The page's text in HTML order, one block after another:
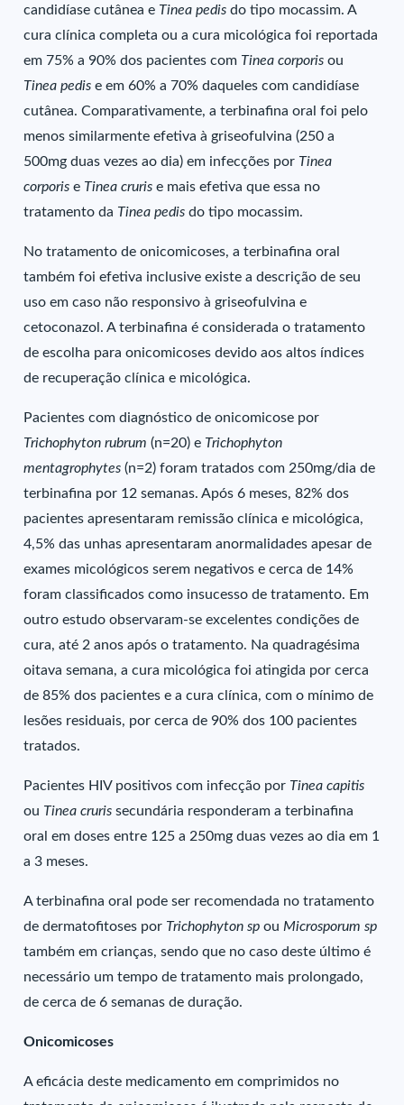
candidíase cutânea e Tinea pedis do tipo mocassim. A
cura clínica completa ou a cura micológica foi reportada
em 75% a 90% dos pacientes com Tinea corporis ou
Tinea pedis e em 60% a 70% daqueles com candidíase
cutânea. Comparativamente, a terbinafina oral foi pelo
menos similarmente efetiva à griseofulvina (250 a
500mg duas vezes ao dia) em infecções por Tinea
corporis e Tinea cruris e mais efetiva que essa no
tratamento da Tinea pedis do tipo mocassim.
No tratamento de onicomicoses, a terbinafina oral
também foi efetiva inclusive existe a descrição de seu
uso em caso não responsivo à griseofulvina e
cetoconazol. A terbinafina é considerada o tratamento
de escolha para onicomicoses devido aos altos índices
de recuperação clínica e micológica.
Pacientes com diagnóstico de onicomicose por
Trichophyton rubrum (n=20) e Trichophyton
mentagrophytes(n=2) foram tratados com 250mg/dia de
terbinafina por 12 semanas. Após 6 meses, 82% dos
pacientes apresentaram remissão clínica e micológica,
4,5% das unhas apresentaram anormalidades apesar de
exames micológicos serem negativos e cerca de 14%
foram classificados como insucesso de tratamento. Em
outro estudo observaram-se excelentes condições de
cura, até 2 anos após o tratamento. Na quadragésima
oitava semana, a cura micológica foi atingida por cerca
de 85% dos pacientes e a cura clínica, com o mínimo de
lesões residuais, por cerca de 90% dos 100 pacientes
tratados.
Pacientes HIV positivos com infecção por Tinea capitis
ou Tinea cruris secundária responderam a terbinafina
oral em doses entre 125 a 250mg duas vezes ao dia em 1
a 3 meses.
A terbinafina oral pode ser recomendada no tratamento
de dermatofitoses por Trichophyton sp ou Microsporum sp
também em crianças, sendo que no caso deste último é
necessário um tempo de tratamento mais prolongado,
de cerca de 6 semanas de duração.
Onicomicoses
A eficácia deste medicamento em comprimidos no